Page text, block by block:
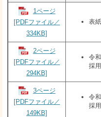
1ページ
[PDFファイル／
334KB]
表紙
2ページ
[PDFファイル／
294KB]
令
採
3ページ
[PDFファイル／
149KB]
令
採